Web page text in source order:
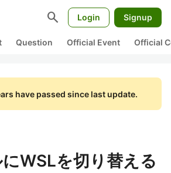
search Login Signup
Question Official Event Official
have passed since last update.
WSLを切り替える